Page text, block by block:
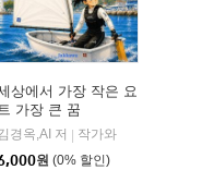
상에서 가장 작은 요
가장 큰 꿈
경옥,AI 저
작가와
원 (0% 할인)